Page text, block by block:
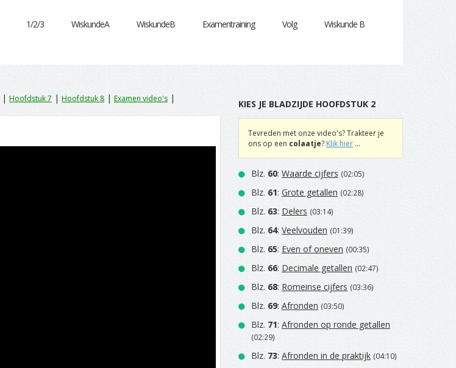
1/2/3 WiskundeA WiskundeB Examentraining Volg Wiskunde B
| Hoofdstuk 7 | Hoofdstuk 8 | Examen video's |
KIES JE BLADZIJDE HOOFDSTUK 2
Tevreden met onze video's? Trakteer je
ons op een colaatje? Klik hier ...
Blz. 60: Waarde cijfers (02:05)
Blz. 61: Grote getallen (02:28)
Blz. 63: Delers (03:14)
Blz. 64: Veelvouden (01:39)
Blz. 65: Even of oneven (00:35)
Blz. 66: Decimale getallen (02:47)
Blz. 68: Romeinse cijfers (03:36)
Blz. 69: Afronden (03:50)
Blz. 71: Afronden op ronde getallen
(02:29)
Blz. 73: Afronden in de praktijk (04:10)